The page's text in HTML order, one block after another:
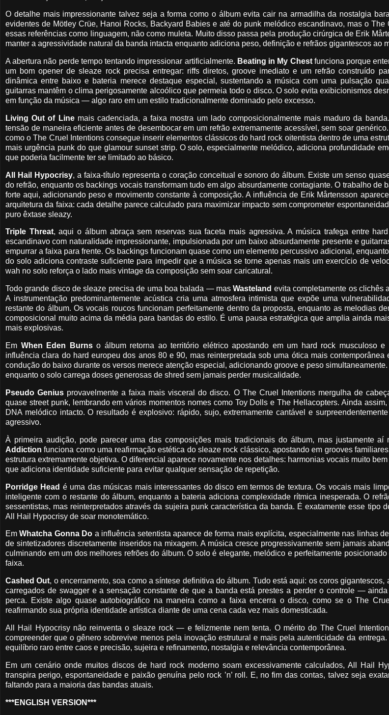
O detalhe mais impressionante talvez seja a forma como o álbum evita cair na armadilha da nostalgia
evidentes de Mötley Crüe, Hanoi Rocks, Backyard Babies e até do punk melódico escandinavo, mas o The
essas referências como linguagem, não como muleta. Muito disso passa pela produção cirúrgica de Erik
manter a agressividade natural da banda intacta enquanto adiciona peso, definição e refrãos gigantescos ao
A abertura não perde tempo tentando impressionar artificialmente. Beating in My Chestfunciona porque
um bom opener de sleaze rock precisa entregar: riffs diretos, groove imediato e um refrão construído
dinâmica entre baixo e bateria merece destaque especial, sustentando a música com uma pulsação
guitarras mantêm o clima perigosamente alcoólico que permeia todo o disco. O solo evita exibicionismos
em função da música — algo raro em um estilo tradicionalmente dominado pelo excesso.
Living Out of Linemais cadenciada, a faixa mostra um lado composicionalmente mais maduro da
tensão de maneira eficiente antes de desembocar em um refrão extremamente acessível, sem soar
como o The Cruel Intentions consegue inserir elementos clássicos do hard rock oitentista dentro de uma
mais urgência punk do que glamour sunset strip. O solo, especialmente melódico, adiciona profundidade
que poderia facilmente ter se limitado ao básico.
All Hail Hypocrisy, a faixa-título representa o coração conceitual e sonoro do álbum. Existe um senso
do refrão, enquanto os backings vocais transformam tudo em algo absurdamente contagiante. O trabalho de
forte aqui, adicionando peso e movimento constante à composição. A influência de Erik Mårtensson
arquitetura da faixa: cada detalhe parece calculado para maximizar impacto sem comprometer
puro êxtase sleazy.
Triple Threat, aqui o álbum abraça sem reservas sua faceta mais agressiva. A música trafega entre
escandinavo com naturalidade impressionante, impulsionada por um baixo absurdamente presente e
empurrar a faixa para frente. Os backings funcionam quase como um elemento percussivo adicional,
do solo adiciona contraste suficiente para impedir que a música se torne apenas mais um exercício de
wah no solo reforça o lado mais vintage da composição sem soar caricatural.
Todo grande disco de sleaze precisa de uma boa balada — masWasteland evita completamente os clichês
A instrumentação predominantemente acústica cria uma atmosfera intimista que expõe uma
restante do álbum. Os vocais roucos funcionam perfeitamente dentro da proposta, enquanto as melodias
composicional muito acima da média para bandas do estilo. É uma pausa estratégica que amplia ainda
mais explosivas.
Em When Eden Burnso álbum retorna ao território elétrico apostando em um hard rock musculoso e
influência clara do hard europeu dos anos 80 e 90, mas reinterpretada sob uma ótica mais contemporânea
condução do baixo durante os versos merece atenção especial, adicionando groove e peso
enquanto o solo carrega doses generosas de shred sem jamais perder musicalidade.
Pseudo Genius provavelmente a faixa mais visceral do disco. O The Cruel Intentions mergulha de
quase street punk, lembrando em vários momentos nomes como Toy Dolls e The Hellacopters. Ainda
DNA melódico intacto. O resultado é explosivo: rápido, sujo, extremamente cantável e
agressivo.
À primeira audição, pode parecer uma das composições mais tradicionais do álbum, mas justamente aí
Addiction funciona como uma reafirmação estética do sleaze rock clássico, apostando em grooves
estrutura extremamente objetiva. O diferencial aparece novamente nos detalhes: harmonias vocais muito
que adiciona identidade suficiente para evitar qualquer sensação de repetição.
Porridge Head é uma das músicas mais interessantes do disco em termos de textura. Os vocais mais
inteligente com o restante do álbum, enquanto a bateria adiciona complexidade rítmica inesperada. O
sessentistas, mas reinterpretados através da sujeira punk característica da banda. É exatamente esse tipo
All Hail Hypocrisy de soar monotemático.
EmWhatcha Gonna Do a influência setentista aparece de forma mais explícita, especialmente nas linhas
de sintetizadores discretamente inseridos na mixagem. A música cresce progressivamente sem jamais
culminando em um dos melhores refrões do álbum. O solo é elegante, melódico e perfeitamente
faixa.
Cashed Out, o encerramento, soa como a síntese definitiva do álbum. Tudo está aqui: os coros gigantescos,
carregados de swagger e a sensação constante de que a banda está prestes a perder o controle —
perca. Existe algo quase autobiográfico na maneira como a faixa encerra o disco, como se o The
reafirmando sua própria identidade artística diante de uma cena cada vez mais domesticada.
All Hail Hypocrisy não reinventa o sleaze rock — e felizmente nem tenta. O mérito do The Cruel
compreender que o gênero sobrevive menos pela inovação estrutural e mais pela autenticidade da
equilíbrio raro entre caos e precisão, sujeira e refinamento, nostalgia e relevância contemporânea.
Em um cenário onde muitos discos de hard rock moderno soam excessivamente calculados, All Hail
transpira perigo, espontaneidade e paixão genuína pelo rock ’n’ roll. E, no fim das contas, talvez seja
faltando para a maioria das bandas atuais.
***ENGLISH VERSION***